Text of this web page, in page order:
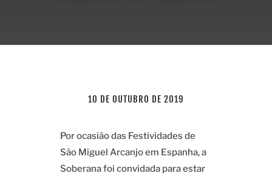
10 DE OUTUBRO DE 2019
Por ocasião das Festividades de
São Miguel Arcanjo em Espanha, a
Soberana foi convidada para estar